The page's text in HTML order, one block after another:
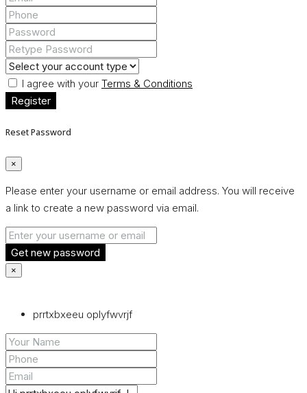
I agree with your Terms & Conditions
Register
Reset Password
×
Please enter your username or email address. You will receive
a link to create a new password via email.
Get new password
×
prrtxbxeeu oplyfwvrjf